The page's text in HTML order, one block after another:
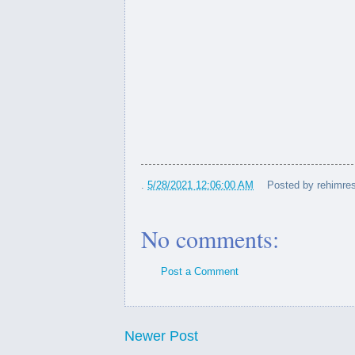
“THE ASSOCIATION OF
جیهانیدا درێژه‌ به‌ پشتیوانی
. 5/28/2021 12:06:00 AM Posted by
No comments:
Post a Comment
Newer Post